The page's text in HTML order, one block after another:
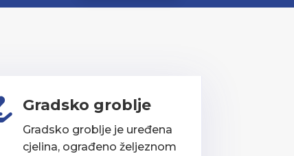
Gradsko groblje
Gradsko groblje je uređena
cjelina, ograđeno željeznom